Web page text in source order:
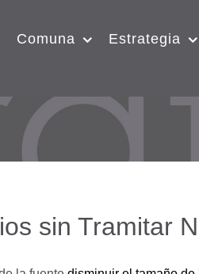
Comuna Estrategia
sin Tramitar